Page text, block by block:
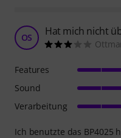
OS Hat mich nicht
Ich benutzte das BP4025
Features
Sound
Verarbeitung